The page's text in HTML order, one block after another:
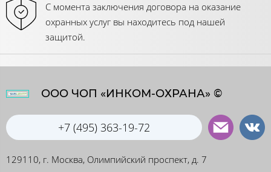
С момента заключения договора на оказание
охранных услуг вы находитесь под нашей
защитой.
ООО ЧОП «ИНКОМ-ОХРАНА» ©
+7 (495) 363-19-72
129110, г. Москва, Олимпийский проспект, д. 7